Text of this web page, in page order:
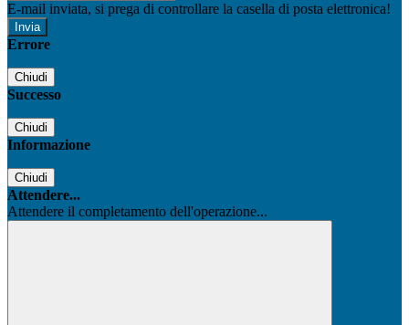
E-mail inviata, si prega di controllare la casella di posta elettronica!
Errore
Chiudi
Successo
Chiudi
Informazione
Chiudi
Attendere...
Attendere il completamento dell'operazione...